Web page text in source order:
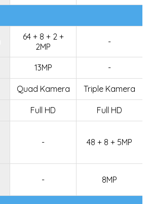
64 + 8 + 2 +
2MP
-
13MP -
Quad Kamera Triple Kamera
Full HD Full HD
- 48 + 8 + 5MP
- 8MP